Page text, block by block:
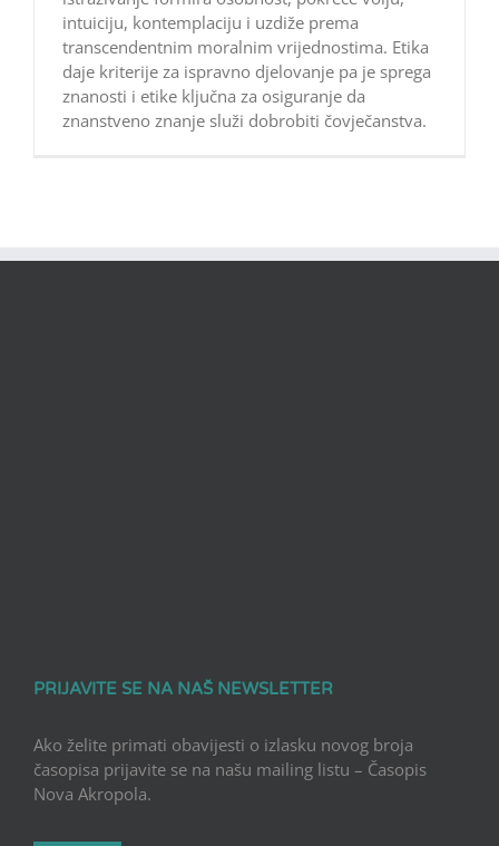
intuiciju, kontemplaciju i uzdiže prema
transcendentnim moralnim vrijednostima. Etika
daje kriterije za ispravno djelovanje pa je sprega
znanosti i etike ključna za osiguranje da
znanstveno znanje služi dobrobiti čovječanstva.
PRIJAVITE SE NA NAŠ NEWSLETTER
Ako želite primati obavijesti o izlasku novog broja
časopisa prijavite se na našu mailing listu – Časopis
Nova Akropola.